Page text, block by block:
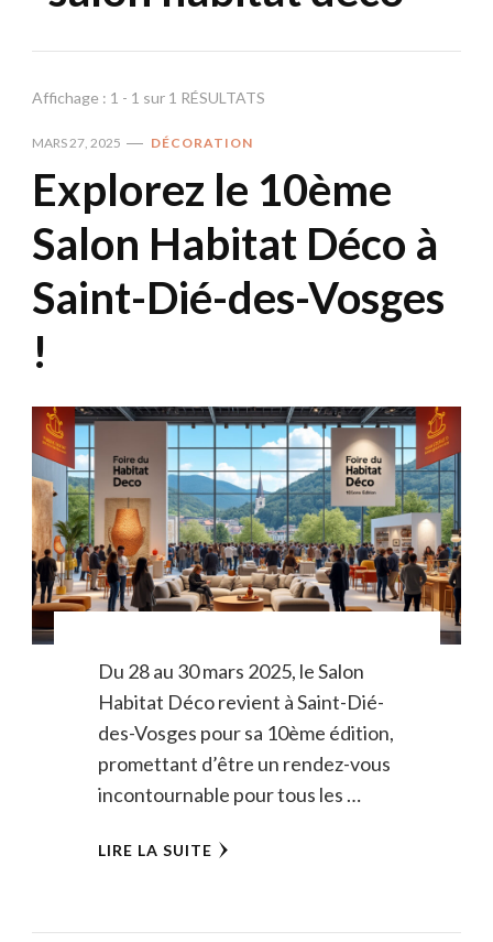
Affichage : 1 - 1 sur 1 RÉSULTATS
MARS 27, 2025 DÉCORATION
Explorez le 10ème
Salon Habitat Déco à
Saint-Dié-des-Vosges
!
Du 28 au 30 mars 2025, le Salon
Habitat Déco revient à Saint-Dié-
des-Vosges pour sa 10ème édition,
promettant d’être un rendez-vous
incontournable pour tous les …
LIRE LA SUITE